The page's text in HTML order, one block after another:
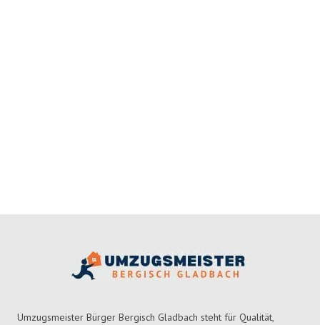
Umzugsmeister Bürger Bergisch Gladbach steht für Qualität,